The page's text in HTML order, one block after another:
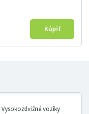
Vysokozdvižné vozíky